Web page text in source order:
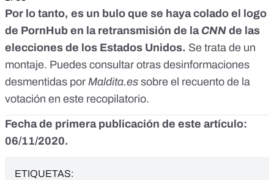
Por lo tanto, es un bulo que se haya colado el logo
de PornHub en la retransmisión de la CNN de las
elecciones de los Estados Unidos. Se trata de un
montaje. Puedes consultar otras desinformaciones
desmentidas por Maldita.es sobre el recuento de la
votación en este recopilatorio.
Fecha de primera publicación de este artículo:
06/11/2020.
ETIQUETAS: